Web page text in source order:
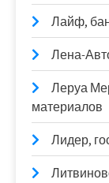
Лайф,
Лена-
Леруа
материалов
Лидер,